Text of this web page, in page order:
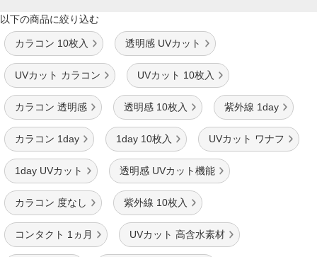
以下の商品に絞り込む
カラコン 10枚入 透明感 UVカット
UVカット カラコン UVカット 10枚入
カラコン 透明感 透明感 10枚入 紫外線 1day
カラコン 1day 1day 10枚入 UVカット ワナフ
1day UVカット 透明感 UVカット機能
カラコン 度なし 紫外線 10枚入
コンタクト 1ヵ月 UVカット 高含水素材